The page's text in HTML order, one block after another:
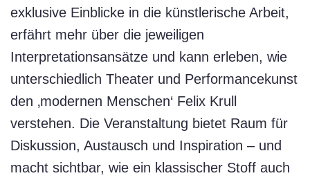
exklusive Einblicke in die künstlerische Arbeit,
erfährt mehr über die jeweiligen
Interpretationsansätze und kann erleben, wie
unterschiedlich Theater und Performancekunst
den ‚modernen Menschen‘ Felix Krull
verstehen. Die Veranstaltung bietet Raum für
Diskussion, Austausch und Inspiration – und
macht sichtbar, wie ein klassischer Stoff auch